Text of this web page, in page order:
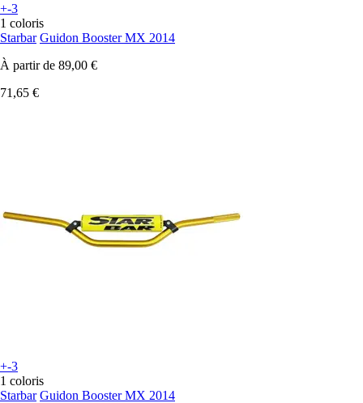
+-3
1 coloris
Starbar Guidon Booster MX 2014
À partir de 89,00 €
71,65 €
+-3
1 coloris
Starbar Guidon Booster MX 2014